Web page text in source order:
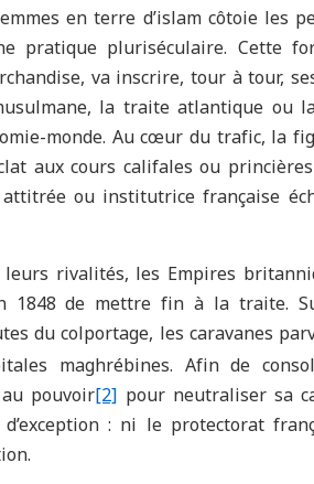
en terre d’islam côtoie les
pratique pluriséculaire. Cette
va inscrire, tour à tour,
la traite atlantique ou
monde. Au cœur du trafic, la
aux cours califales ou
ou institutrice française
rivalités, les Empires
1848 de mettre fin à la traite.
du colportage, les caravanes
maghrébines. Afin de
pouvoir[2] pour neutraliser sa
: ni le protectorat